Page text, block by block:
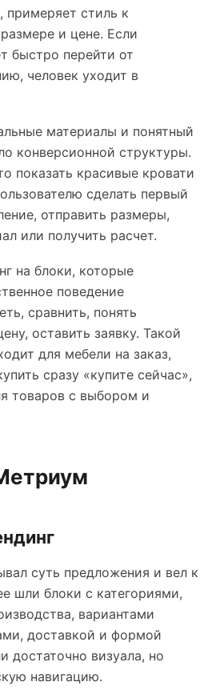
примеряет стиль к
и цене. Если
быстро перейти от
человек уходит в
материалы и понятный
конверсионной структуры.
показать красивые кровати
сделать первый
отправить размеры,
или получить расчет.
на блоки, которые
поведение
сравнить, понять
оставить заявку. Такой
для мебели на заказ,
сразу «купите сейчас»,
товаров с выбором и
суть предложения и вел к
шли блоки с категориями,
вариантами
доставкой и формой
достаточно визуала, но
навигацию.